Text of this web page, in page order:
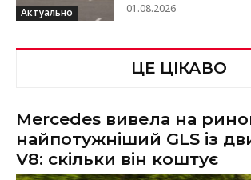
Актуально 01.08.2026
ЦЕ ЦІКАВО
Mercedes вивела на
найпотужніший GLS із
V8: скільки він коштує